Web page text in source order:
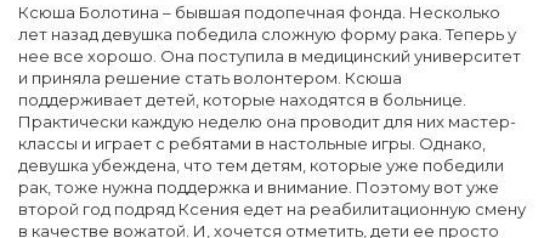
Ксюша Болотина – бывшая подопечная фонда. Несколько
лет назад девушка победила сложную форму рака. Теперь у
нее все хорошо. Она поступила в медицинский университет
и приняла решение стать волонтером. Ксюша
поддерживает детей, которые находятся в больнице.
Практически каждую неделю она проводит для них мастер-
классы и играет с ребятами в настольные игры. Однако,
девушка убеждена, что тем детям, которые уже победили
рак, тоже нужна поддержка и внимание. Поэтому вот уже
второй год подряд Ксения едет на реабилитационную смену
в качестве вожатой. И, хочется отметить, дети ее просто